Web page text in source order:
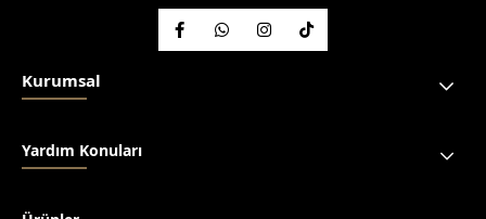
Kurumsal
Yardım Konuları